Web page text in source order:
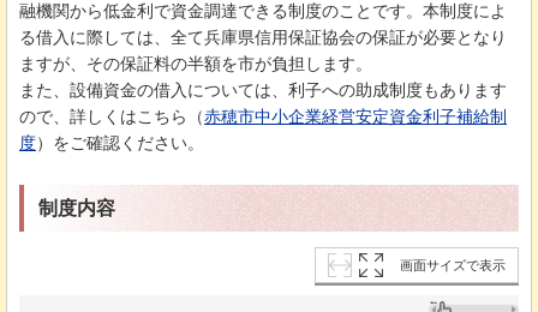
融機関から低金利で資金調達できる制度のことです。本制度によ
る借入に際しては、全て兵庫県信用保証協会の保証が必要となり
ますが、その保証料の半額を市が負担します。
また、設備資金の借入については、利子への助成制度もあります
ので、詳しくはこちら（赤穂市中小企業経営安定資金利子補給制
度）をご確認ください。
制度内容
画面サイズで表示